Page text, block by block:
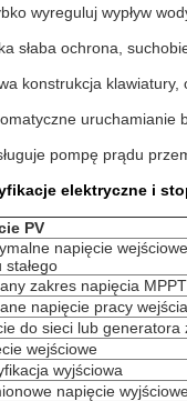
wyreguluj wypływ
słaba ochrona,
konstrukcja klawiatury,
uruchamianie
pompę prądu
elektryczne i
PV
napięcie wejściowe
stałego
zakres napięcia MPPT
napięcie pracy wejścia
do sieci lub generatora
wejściowe
wyjściowa
napięcie